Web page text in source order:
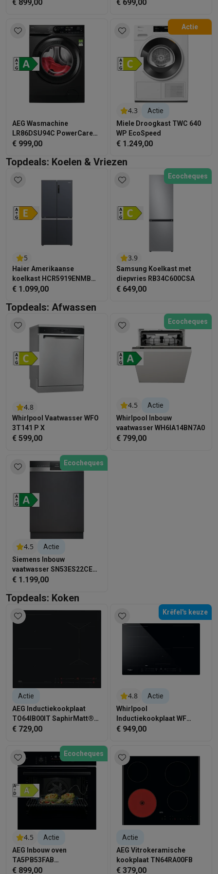
€ 899,00 € 699,00
AEG Wasmachine
LR86DSU94C PowerCare
UniversalDose 9 kg
€ 999,00
Actie
4.3
Actie
Miele Droogkast TWC 640
WP EcoSpeed
€ 1.249,00
Topdeals: Koelen & Vriezen
5
Haier Amerikaanse
koelkast HCR5919ENMB
Fresher Techs
€ 1.099,00
Ecocheques
3.9
Samsung Koelkast met
diepvries RB34C600CSA
€ 649,00
Topdeals: Afwassen
4.8
Whirlpool Vaatwasser WFO
3T141 P X
€ 599,00
Ecocheques
4.5
Actie
Whirlpool Inbouw
vaatwasser WH6IA14BN7A0
€ 799,00
Ecocheques
4.5
Actie
Siemens Inbouw
vaatwasser SN53ES22CE
iQ300 Home Connect
€ 1.199,00
Topdeals: Koken
Actie
AEG Inductiekookplaat
TO64IB00IT SaphirMatt®
SE 60 cm
€ 729,00
Krëfel's keuze
4.8
Actie
Whirlpool
Inductiekookplaat WF
S1577 CPNE CleanProtect
€ 949,00
Ecocheques
4.5
Actie
AEG Inbouw oven
TA5PB53FAB
SurroundCook met
€ 899,00
Actie
AEG Vitrokeramische
kookplaat TN64RA00FB
€ 379,00